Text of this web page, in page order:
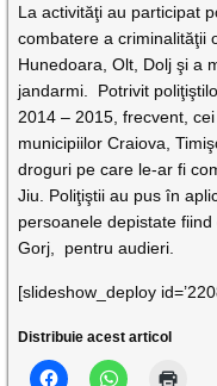
La activităţi au participat
combatere a criminalităţii
Hunedoara, Olt, Dolj şi a
jandarmi. Potrivit
2014 – 2015, frecvent,
municipiilor Craiova,
droguri pe care le-ar fi
Jiu. Poliţiştii au pus în
persoanele depistate fiind
Gorj, pentru audieri.
[slideshow_deploy
Distribuie acest articol